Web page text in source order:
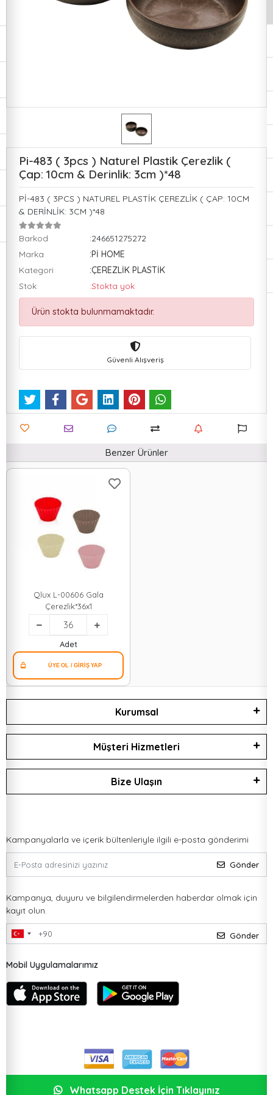
Pi-483 ( 3pcs ) Naturel Plastik Çerezlik (
Çap: 10cm & Derinlik: 3cm )*48
Pİ-483 ( 3PCS ) NATUREL PLASTİK ÇEREZLİK ( ÇAP: 10CM
& DERİNLİK: 3CM )*48
Barkod
:246651275272
Marka
:Pİ HOME
Kategori
:ÇEREZLİK PLASTİK
Stok
:Stokta yok
Ürün stokta bulunmamaktadır.
Güvenli Alışveriş
Benzer Ürünler
Qlux L-00606 Gala
Çerezlik*36x1
Adet
Kurumsal
Müşteri Hizmetleri
Bize Ulaşın
Kampanyalarla ve içerik bültenleriyle ilgili e-posta gönderimi
Gönder
Kampanya, duyuru ve bilgilendirmelerden haberdar olmak için
kayıt olun.
Gönder
Mobil Uygulamalarımız
Whatsapp Destek İçin Tıklayınız